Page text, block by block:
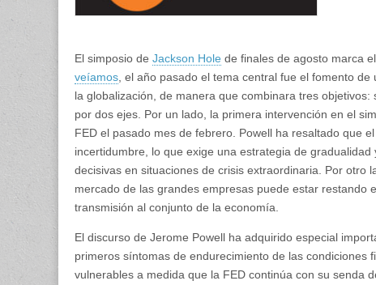
El simposio de Jackson Hole de finales de agosto marca
veíamos , el año pasado el tema central fue el fomento
la globalización, de manera que combinara tres
por dos ejes. Por un lado, la primera intervención en el
FED el pasado mes de febrero. Powell ha resaltado que
incertidumbre, lo que exige una estrategia de
decisivas en situaciones de crisis extraordinaria. Por otro
mercado de las grandes empresas puede estar restando
transmisión al conjunto de la economía.
El discurso de Jerome Powell ha adquirido especial
primeros síntomas de endurecimiento de las
vulnerables a medida que la FED continúa con su senda